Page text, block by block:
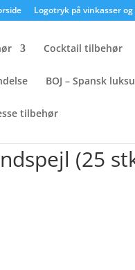
Logotryk på vinkasser
Cocktail tilbehør
BOJ – Spansk
tilbehør
(25